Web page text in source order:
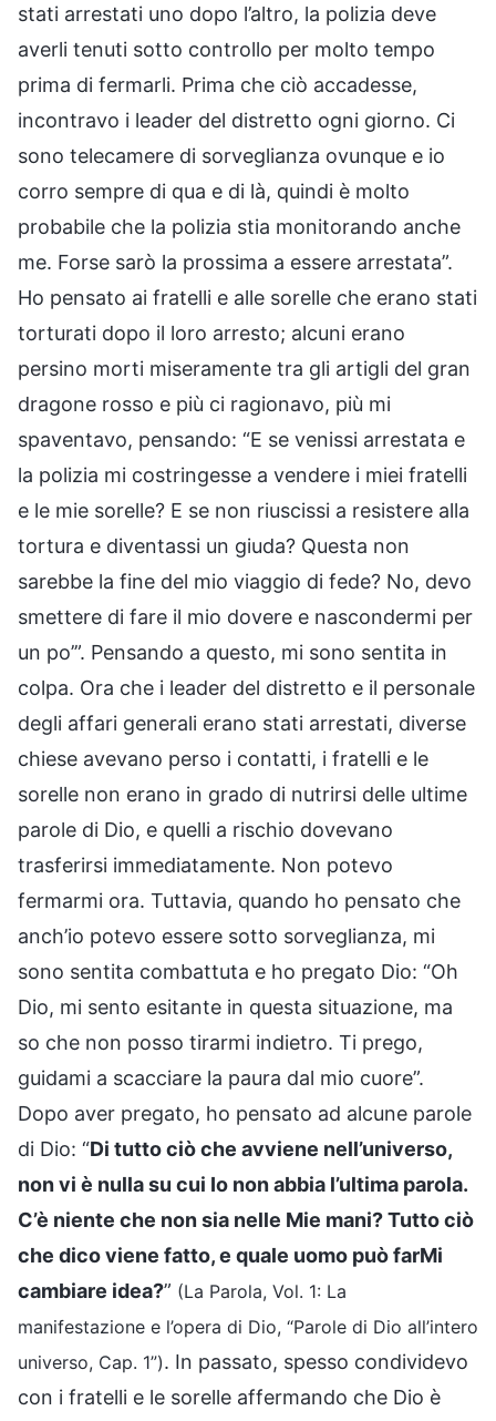
stati arrestati uno dopo l’altro, la polizia deve
averli tenuti sotto controllo per molto tempo
prima di fermarli. Prima che ciò accadesse,
incontravo i leader del distretto ogni giorno. Ci
sono telecamere di sorveglianza ovunque e io
corro sempre di qua e di là, quindi è molto
probabile che la polizia stia monitorando anche
me. Forse sarò la prossima a essere arrestata”.
Ho pensato ai fratelli e alle sorelle che erano stati
torturati dopo il loro arresto; alcuni erano
persino morti miseramente tra gli artigli del gran
dragone rosso e più ci ragionavo, più mi
spaventavo, pensando: “E se venissi arrestata e
la polizia mi costringesse a vendere i miei fratelli
e le mie sorelle? E se non riuscissi a resistere alla
tortura e diventassi un giuda? Questa non
sarebbe la fine del mio viaggio di fede? No, devo
smettere di fare il mio dovere e nascondermi per
un po’”. Pensando a questo, mi sono sentita in
colpa. Ora che i leader del distretto e il personale
degli affari generali erano stati arrestati, diverse
chiese avevano perso i contatti, i fratelli e le
sorelle non erano in grado di nutrirsi delle ultime
parole di Dio, e quelli a rischio dovevano
trasferirsi immediatamente. Non potevo
fermarmi ora. Tuttavia, quando ho pensato che
anch’io potevo essere sotto sorveglianza, mi
sono sentita combattuta e ho pregato Dio: “Oh
Dio, mi sento esitante in questa situazione, ma
so che non posso tirarmi indietro. Ti prego,
guidami a scacciare la paura dal mio cuore”.
Dopo aver pregato, ho pensato ad alcune parole
di Dio: “Di tutto ciò che avviene nell’universo,
non vi è nulla su cui Io non abbia l’ultima parola.
C’è niente che non sia nelle Mie mani? Tutto ciò
che dico viene fatto, e quale uomo può farMi
cambiare idea?” (La Parola, Vol. 1: La
manifestazione e l’opera di Dio, “Parole di Dio all’intero
universo, Cap. 1”). In passato, spesso condividevo
con i fratelli e le sorelle affermando che Dio è